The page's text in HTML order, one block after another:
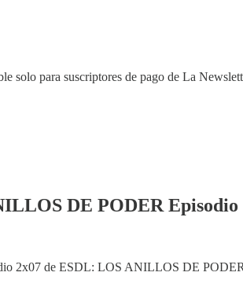
solo para suscriptores de pago de La
DE PODER Episodio
2x07 de ESDL: LOS ANILLOS DE PODER